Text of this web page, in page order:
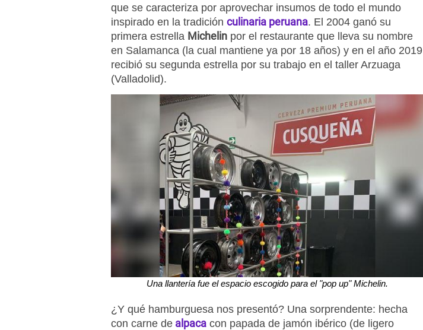
que se caracteriza por aprovechar insumos de todo el mundo
inspirado en la tradición culinaria peruana. El 2004 ganó su
primera estrella Michelin por el restaurante que lleva su nombre
en Salamanca (la cual mantiene ya por 18 años) y en el año 2019
recibió su segunda estrella por su trabajo en el taller Arzuaga
(Valladolid).
Una llantería fue el espacio escogido para el "pop up" Michelin.
¿Y qué hamburguesa nos presentó? Una sorprendente: hecha
con carne de alpaca con papada de jamón ibérico (de ligero